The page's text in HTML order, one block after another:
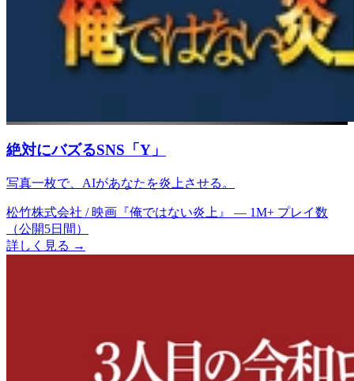
絶対にバズるSNS「Y」
写真一枚で、AIがあなたを炎上させる。
松竹株式会社 / 映画『俺ではない炎上』 — 1M+ プレイ数
（公開5日間）
詳しく見る →